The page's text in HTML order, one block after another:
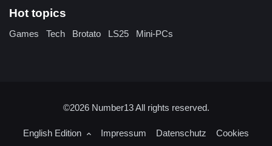
Hot topics
Games Tech Brotato LS25 Mini-PCs
©2026 Number13All rights reserved.
English Edition Impressum Datenschutz Cookies